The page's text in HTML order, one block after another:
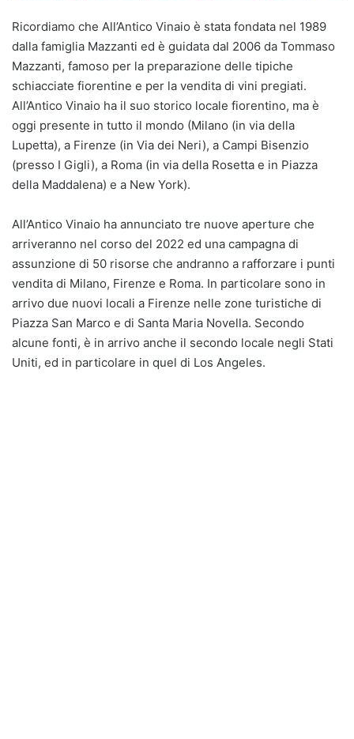
Ricordiamo che All’Antico Vinaio è stata fondata nel 1989
dalla famiglia Mazzanti ed è guidata dal 2006 da Tommaso
Mazzanti, famoso per la preparazione delle tipiche
schiacciate fiorentine e per la vendita di vini pregiati.
All’Antico Vinaio ha il suo storico locale fiorentino, ma è
oggi presente in tutto il mondo (Milano (in via della
Lupetta), a Firenze (in Via dei Neri), a Campi Bisenzio
(presso I Gigli), a Roma (in via della Rosetta e in Piazza
della Maddalena) e a New York).
All’Antico Vinaio ha annunciato tre nuove aperture che
arriveranno nel corso del 2022 ed una campagna di
assunzione di 50 risorse che andranno a rafforzare i punti
vendita di Milano, Firenze e Roma. In particolare sono in
arrivo due nuovi locali a Firenze nelle zone turistiche di
Piazza San Marco e di Santa Maria Novella. Secondo
alcune fonti, è in arrivo anche il secondo locale negli Stati
Uniti, ed in particolare in quel di Los Angeles.